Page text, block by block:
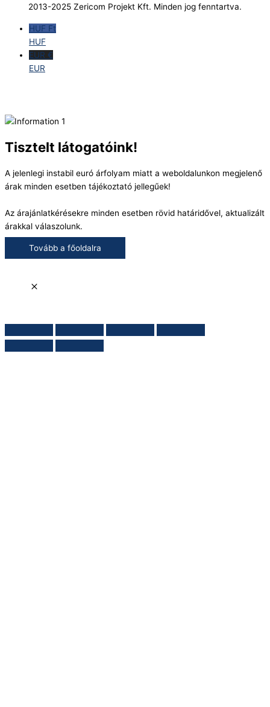
2013-2025 Zericom Projekt Kft. Minden jog fenntartva.
HUF Ft
HUF
EUR €
EUR
Tisztelt látogatóink!
A jelenlegi instabil euró árfolyam miatt a weboldalunkon megjelenő
árak minden esetben tájékoztató jellegűek!
Az árajánlatkérésekre minden esetben rövid határidővel, aktualizált
árakkal válaszolunk.
Tovább a főoldalra